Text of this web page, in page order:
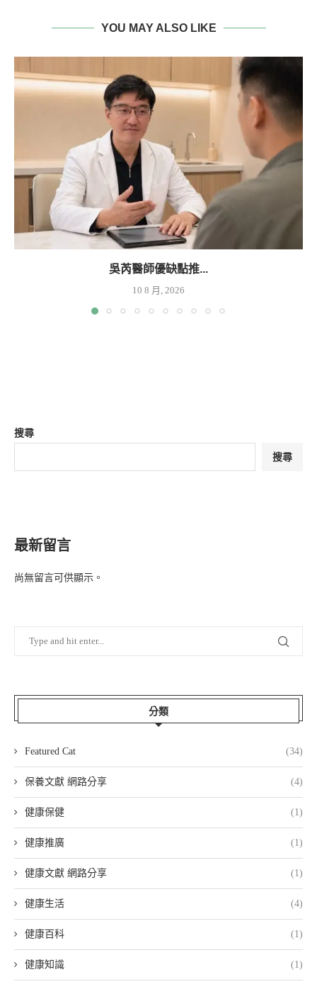
YOU MAY ALSO LIKE
吳芮醫師優缺點推...
10 8 月, 2026
搜尋
搜尋
最新留言
尚無留言可供顯示。
分類
Featured Cat (34)
保養文獻 網路分享 (4)
健康保健 (1)
健康推廣 (1)
健康文獻 網路分享 (1)
健康生活 (4)
健康百科 (1)
健康知識 (1)